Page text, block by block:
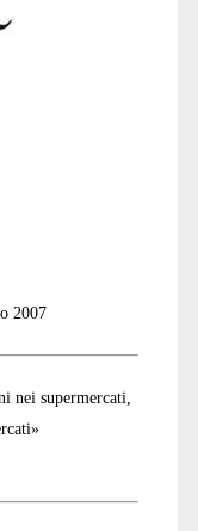
2007
nei supermercati,